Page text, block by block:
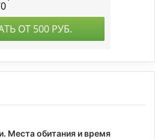
Места обитания и время